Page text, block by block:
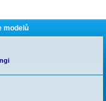
modelů